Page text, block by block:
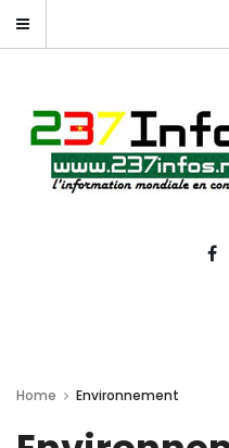
Home Environnement